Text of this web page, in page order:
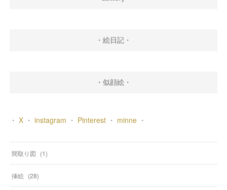
・絵日記・
・似顔絵・
・ X・ instagram ・ Pinterest・ minne・
間取り図 (1)
挿絵 (28)